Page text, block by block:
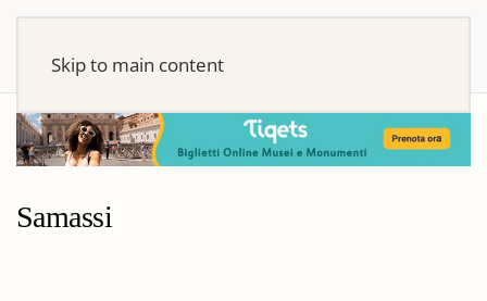
Skip to main content
Samassi